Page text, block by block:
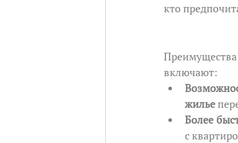
кто
включают:
жилье
Более
с